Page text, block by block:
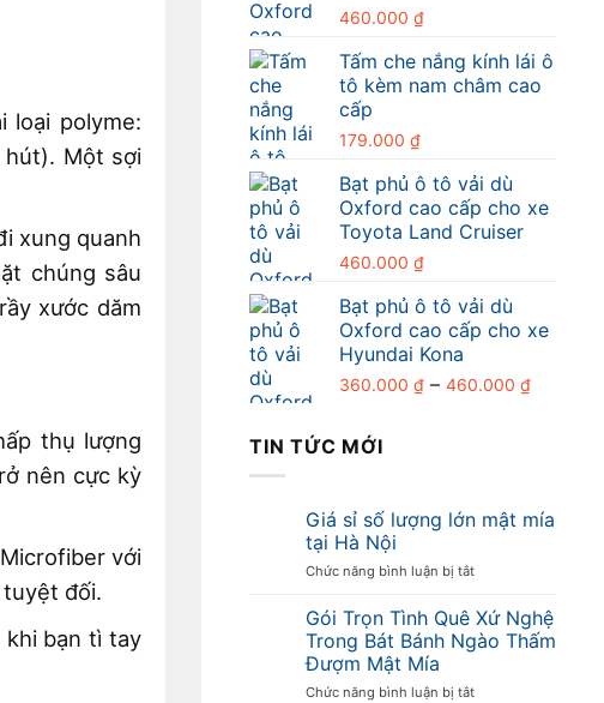
loại polyme:
hút). Một sợi
xung quanh
chúng sâu
xước dăm
thụ lượng
nên cực kỳ
với
đối.
khi bạn tì tay
460.000 ₫
Tấm che nắng kính lái ô
tô kèm nam châm cao
cấp
179.000 ₫
Bạt phủ ô tô vải dù
Oxford cao cấp cho xe
Toyota Land Cruiser
460.000 ₫
Bạt phủ ô tô vải dù
Oxford cao cấp cho xe
Hyundai Kona
360.000 ₫ – 460.000 ₫Khoảng
TIN TỨC MỚI
Giá sỉ số lượng lớn mật mía
tại Hà Nội
Chức năng bình luận bị tắtở
sỉ
số
lượng
mật
Gói Trọn Tình Quê Xứ Nghệ
Trong Bát Bánh Ngào Thấm
Đượm Mật Mía
Chức năng bình luận bị tắtở